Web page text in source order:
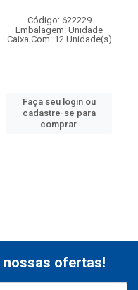
Código: 622229
Embalagem: Unidade
Caixa Com: 12 Unidade(s)
Faça seu login ou
cadastre-se para
comprar.
nossas ofertas!